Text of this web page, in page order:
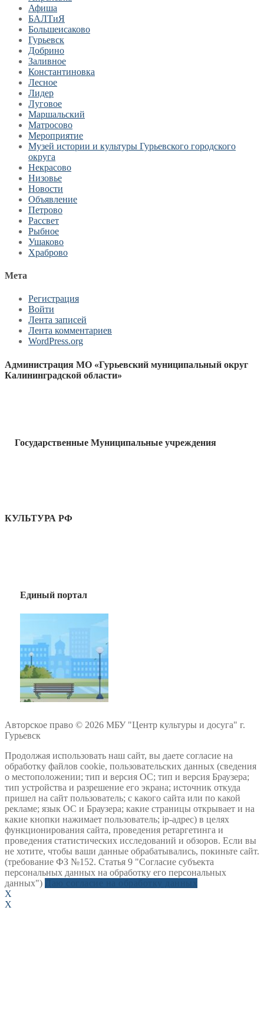
Афиша
БАЛТиЯ
Большеисаково
Гурьевск
Добрино
Заливное
Константиновка
Лесное
Лидер
Луговое
Маршальский
Матросово
Мероприятие
Музей истории и культуры Гурьевского городского
округа
Некрасово
Низовье
Новости
Объявление
Петрово
Рассвет
Рыбное
Ушаково
Храброво
Мета
Регистрация
Войти
Лента записей
Лента комментариев
WordPress.org
Администрация МО «Гурьевский муниципальный округ
Калининградской области»
Государственные Муниципальные учреждения
КУЛЬТУРА РФ
Единый портал
Авторское право © 2026 МБУ "Центр культуры и досуга" г.
Гурьевск
Продолжая использовать наш сайт, вы даете согласие на
обработку файлов cookie, пользовательских данных (сведения
о местоположении; тип и версия ОС; тип и версия Браузера;
тип устройства и разрешение его экрана; источник откуда
пришел на сайт пользователь; с какого сайта или по какой
рекламе; язык ОС и Браузера; какие страницы открывает и на
какие кнопки нажимает пользователь; ip-адрес) в целях
функционирования сайта, проведения ретаргетинга и
проведения статистических исследований и обзоров. Если вы
не хотите, чтобы ваши данные обрабатывались, покиньте сайт.
(требование ФЗ №152. Статья 9 "Согласие субъекта
персональных данных на обработку его персональных
данных")
X
X